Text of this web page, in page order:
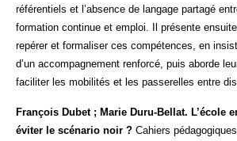
référentiels et l’absence de langage partagé
formation continue et emploi. Il présente
repérer et formaliser ces compétences, en
d’un accompagnement renforcé, puis aborde
faciliter les mobilités et les passerelles entre
François Dubet ; Marie Duru-Bellat. L’école
éviter le scénario noir ? Cahiers